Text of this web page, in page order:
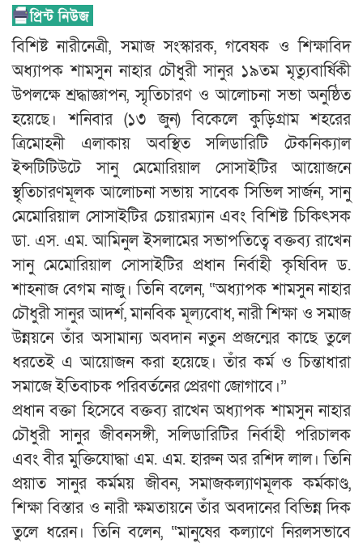
বিশিষ্ট নারীনেত্রী, সমাজ সংস্কারক, গবেষক ও শিক্ষাবিদ
অধ্যাপক শামসুন নাহার চৌধুরী সানুর ১৯তম মৃত্যুবার্ষিকী
উপলক্ষে শ্রদ্ধাজ্ঞাপন, স্মৃতিচারণ ও আলোচনা সভা অনুষ্ঠিত
হয়েছে। শনিবার (১৩ জুন) বিকেলে কুড়িগ্রাম শহরের
ত্রিমোহনী এলাকায় অবস্থিত সলিডারিটি টেকনিক্যাল
ইন্সটিটিউটে সানু মেমোরিয়াল সোসাইটির আয়োজনে
স্থৃতিচারণমূলক আলোচনা সভায় সাবেক সিভিল সার্জন, সানু
মেমোরিয়াল সোসাইটির চেয়ারম্যান এবং বিশিষ্ট চিকিৎসক
ডা. এস. এম. আমিনুল ইসলামের সভাপতিত্বে বক্তব্য রাখেন
সানু মেমোরিয়াল সোসাইটির প্রধান নির্বাহী কৃষিবিদ ড.
শাহনাজ বেগম নাজু। তিনি বলেন, “অধ্যাপক শামসুন নাহার
চৌধুরী সানুর আদর্শ, মানবিক মূল্যবোধ, নারী শিক্ষা ও সমাজ
উন্নয়নে তাঁর অসামান্য অবদান নতুন প্রজন্মের কাছে তুলে
ধরতেই এ আয়োজন করা হয়েছে। তাঁর কর্ম ও চিন্তাধারা
সমাজে ইতিবাচক পরিবর্তনের প্রেরণা জোগাবে।”
প্রধান বক্তা হিসেবে বক্তব্য রাখেন অধ্যাপক শামসুন নাহার
চৌধুরী সানুর জীবনসঙ্গী, সলিডারিটির নির্বাহী পরিচালক
এবং বীর মুক্তিযোদ্ধা এম. এম. হারুন অর রশিদ লাল। তিনি
প্রয়াত সানুর কর্মময় জীবন, সমাজকল্যাণমূলক কর্মকাণ্ড,
শিক্ষা বিস্তার ও নারী ক্ষমতায়নে তাঁর অবদানের বিভিন্ন দিক
তুলে ধরেন। তিনি বলেন, “মানুষের কল্যাণে নিরলসভাবে